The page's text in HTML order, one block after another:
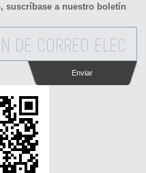
suscríbase a nuestro boletín
Enviar